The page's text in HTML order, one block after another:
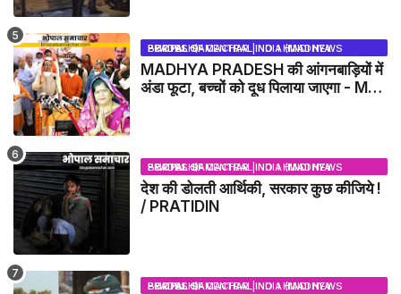
BHOPAL SAMACHAR | NO 1 HINDI NEWS PORTAL OF CENTRAL INDIA (MADHYA PRADESH)
MADHYA PRADESH की आंगनबाड़ियों में
अंडा फूटा, बच्चों को दूध पिलाया जाएगा - MP
BHOPAL SAMACHAR | NO 1 HINDI NEWS PORTAL OF CENTRAL INDIA (MADHYA PRADESH)
देश की डोलती आर्थिकी, सरकार कुछ कीजिये !
/ PRATIDIN
BHOPAL SAMACHAR | NO 1 HINDI NEWS PORTAL OF CENTRAL INDIA (MADHYA PRADESH)